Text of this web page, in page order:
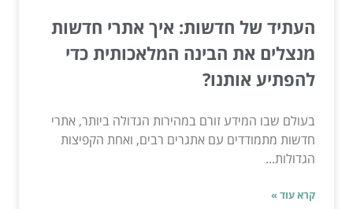
העתיד של חדשות: איך אתרי חדשות
מנצלים את הבינה המלאכותית כדי
להפתיע אותנו?
בעולם שבו המידע זורם במהירות הגדולה ביותר, אתרי
חדשות מתמודדים עם אתגרים רבים, ואחת הקפיצות
הגדולות...
קרא עוד »